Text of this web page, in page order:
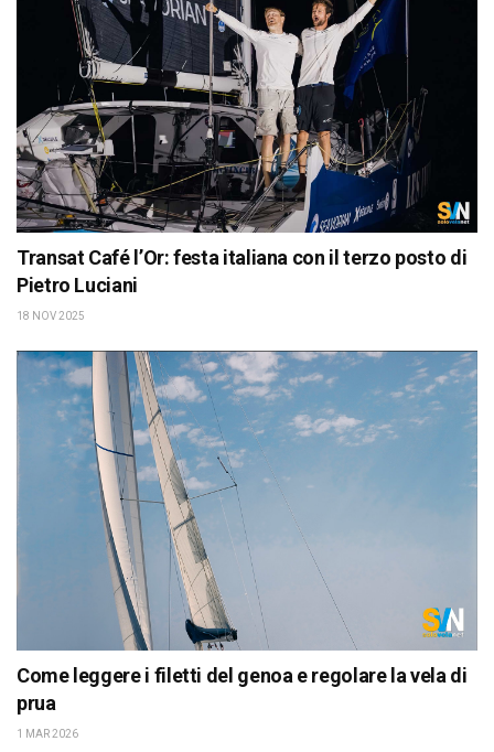
Transat Café l’Or: festa italiana con il terzo posto di
Pietro Luciani
18 NOV 2025
Come leggere i filetti del genoa e regolare la vela di
prua
1 MAR 2026